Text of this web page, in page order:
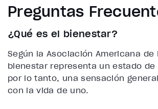
Preguntas
¿Qué es el bienestar?
Según la Asociación Americana de
bienestar representa un estado
por lo tanto, una sensación
con la vida de uno.